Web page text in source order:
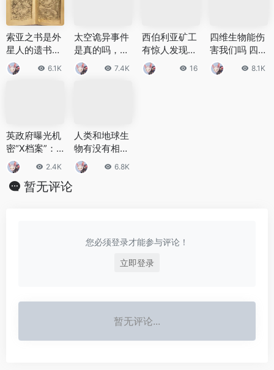
索亚之书是外
星人的遗书？
索亚之书所讲
述的内容是什
6.1K
太空诡异事件
是真的吗，女
宇航员神秘怀
孕 男宇航员莫
7.4K
西伯利亚矿工
有惊人发现！
可能是外星人
造访地球？
16
四维生物能伤
害我们吗 四维
生物和三维生
物有什么关系
8.1K
英政府曝光机
密“X档案”：
曾战斗机拦截
UFO
2.4K
人类和地球生
物有没有相似
之处？人类和
某些生物不一
6.8K
暂无评论
您必须登录才能参与评论！
立即登录
暂无评论...